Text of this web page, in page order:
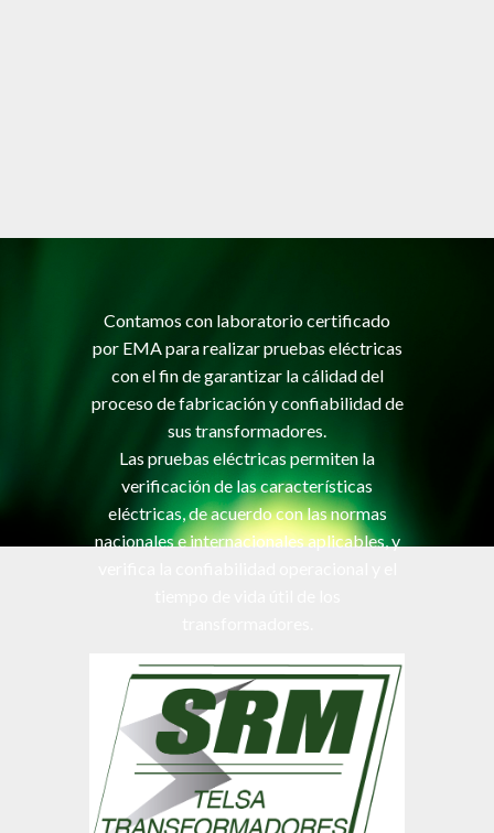
Contamos con laboratorio certificado
por EMA para realizar pruebas eléctricas
con el fin de garantizar la cálidad del
proceso de fabricación y confiabilidad de
sus transformadores.
Las pruebas eléctricas permiten la
verificación de las características
eléctricas, de acuerdo con las normas
nacionales e internacionales aplicables, y